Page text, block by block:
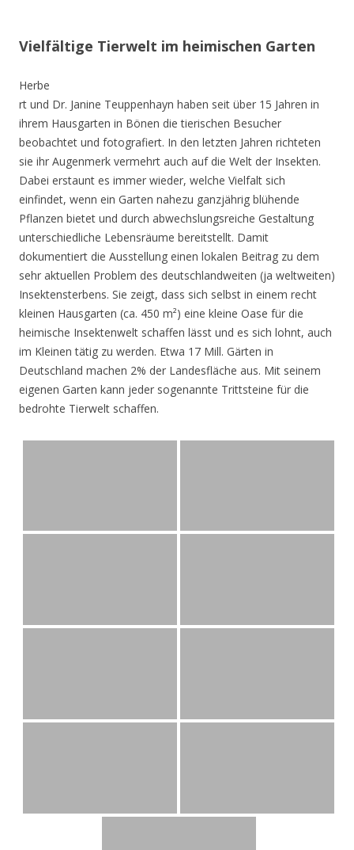
Vielfältige Tierwelt im heimischen Garten
Herbe
rt und Dr. Janine Teuppenhayn haben seit über 15 Jahren in
ihrem Hausgarten in Bönen die tierischen Besucher
beobachtet und fotografiert. In den letzten Jahren richteten
sie ihr Augenmerk vermehrt auch auf die Welt der Insekten.
Dabei erstaunt es immer wieder, welche Vielfalt sich
einfindet, wenn ein Garten nahezu ganzjährig blühende
Pflanzen bietet und durch abwechslungsreiche Gestaltung
unterschiedliche Lebensräume bereitstellt. Damit
dokumentiert die Ausstellung einen lokalen Beitrag zu dem
sehr aktuellen Problem des deutschlandweiten (ja weltweiten)
Insektensterbens. Sie zeigt, dass sich selbst in einem recht
kleinen Hausgarten (ca. 450 m²) eine kleine Oase für die
heimische Insektenwelt schaffen lässt und es sich lohnt, auch
im Kleinen tätig zu werden. Etwa 17 Mill. Gärten in
Deutschland machen 2% der Landesfläche aus. Mit seinem
eigenen Garten kann jeder sogenannte Trittsteine für die
bedrohte Tierwelt schaffen.